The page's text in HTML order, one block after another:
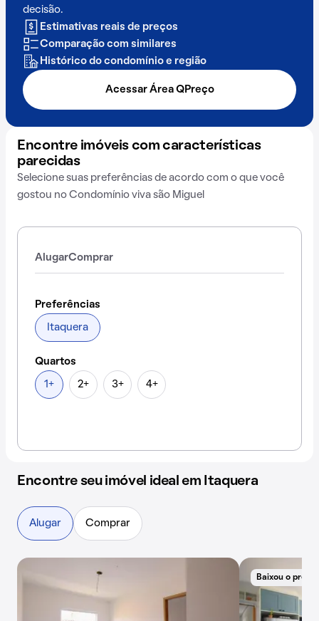
decisão.
Estimativas reais de preços
Comparação com similares
Histórico do condomínio e região
Acessar Área QPreço
Encontre imóveis com características
parecidas
Selecione suas preferências de acordo com o que você
gostou no Condomínio viva são Miguel
AlugarComprar
Preferências
Itaquera
Quartos
1+ 2+ 3+ 4+
Encontre seu imóvel ideal em Itaquera
Baixou o preço
Alugar Comprar